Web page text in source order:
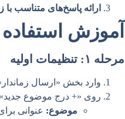
ارائه پاسخ‌های متناسب با
آموزش استفاده
مرحله ۱: تنظیمات اولیه
وارد بخش «ارسال
روی «+ درج موضوع جدید»
موضوع: عنوانی